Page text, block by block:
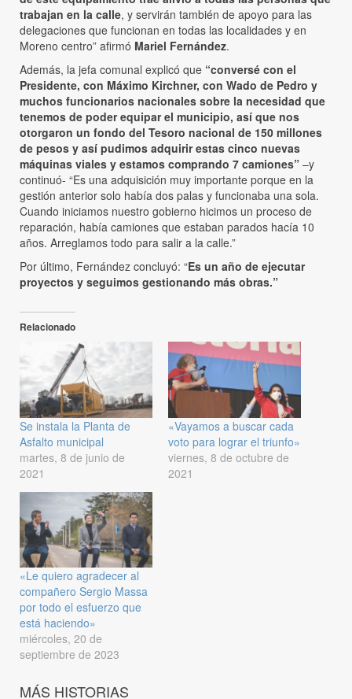
trabajan en la calle, y servirán también de apoyo para las
delegaciones que funcionan en todas las localidades y en
Moreno centro” afirmó Mariel Fernández.
Además, la jefa comunal explicó que “conversé con el
Presidente, con Máximo Kirchner, con Wado de Pedro y
muchos funcionarios nacionales sobre la necesidad que
tenemos de poder equipar el municipio, así que nos
otorgaron un fondo del Tesoro nacional de 150 millones
de pesos y así pudimos adquirir estas cinco nuevas
máquinas viales y estamos comprando 7 camiones” –y
continuó- “Es una adquisición muy importante porque en la
gestión anterior solo había dos palas y funcionaba una sola.
Cuando iniciamos nuestro gobierno hicimos un proceso de
reparación, había camiones que estaban parados hacía 10
años. Arreglamos todo para salir a la calle.”
Por último, Fernández concluyó: “Es un año de ejecutar
proyectos y seguimos gestionando más obras.”
Relacionado
Se instala la Planta de
Asfalto municipal
martes, 8 de junio de
2021
«Vayamos a buscar cada
voto para lograr el triunfo»
viernes, 8 de octubre de
2021
«Le quiero agradecer al
compañero Sergio Massa
por todo el esfuerzo que
está haciendo»
miércoles, 20 de
septiembre de 2023
MÁS HISTORIAS